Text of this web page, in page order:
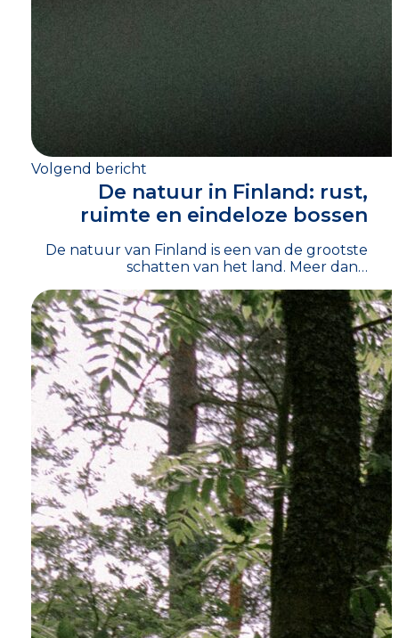
Volgend bericht
De natuur in Finland: rust,
ruimte en eindeloze bossen
De natuur van Finland is een van de grootste
schatten van het land. Meer dan…